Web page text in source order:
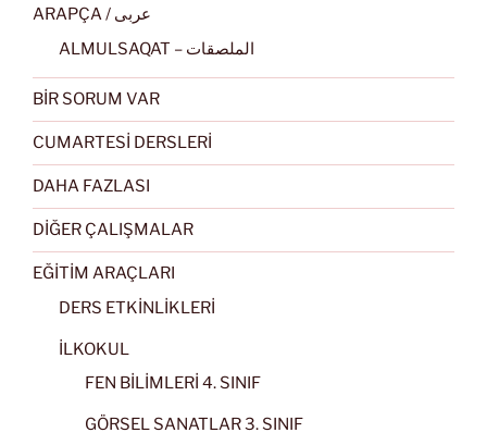
ARAPÇA / عربى
ALMULSAQAT – الملصقات
BİR SORUM VAR
CUMARTESİ DERSLERİ
DAHA FAZLASI
DİĞER ÇALIŞMALAR
EĞİTİM ARAÇLARI
DERS ETKİNLİKLERİ
İLKOKUL
FEN BİLİMLERİ 4. SINIF
GÖRSEL SANATLAR 3. SINIF